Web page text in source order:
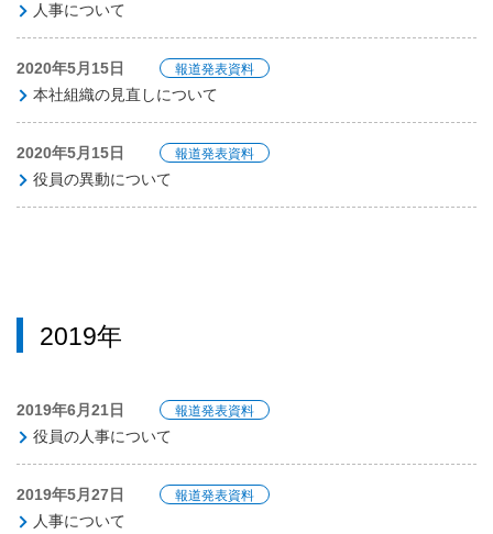
人事について
2020年5月15日 報道発表資料
本社組織の見直しについて
2020年5月15日 報道発表資料
役員の異動について
2019年
2019年6月21日 報道発表資料
役員の人事について
2019年5月27日 報道発表資料
人事について